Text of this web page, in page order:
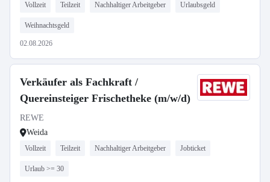
Vollzeit Teilzeit Nachhaltiger Arbeitgeber Urlaubsgeld
Weihnachtsgeld
02.08.2026
Verkäufer als Fachkraft /
Quereinsteiger Frischetheke (m/w/d)
REWE
Weida
Vollzeit Teilzeit Nachhaltiger Arbeitgeber Jobticket
Urlaub >= 30